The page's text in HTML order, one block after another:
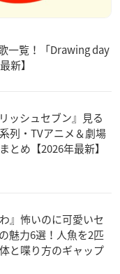
一覧！「Drawing day
新】
ッシュセブン』見る
列・TVアニメ＆劇場
とめ【2026年最新】
わ』怖いのに可愛いセ
魅力6選！人魚を2匹
と喋り方のギャップ